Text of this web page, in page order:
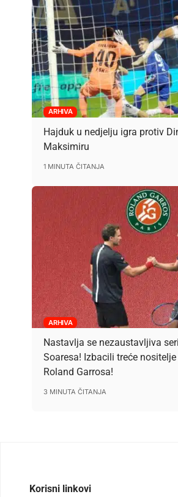
ARHIVA
Hajduk u nedjelju igra protiv
Maksimiru
1 MINUTA ČITANJA
ARHIVA
Nastavlja se nezaustavljiva
Soaresa! Izbacili treće
Roland Garrosa!
3 MINUTA ČITANJA
Korisni linkovi